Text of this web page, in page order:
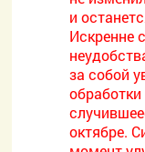
и
Искренне
за собой
октябре.